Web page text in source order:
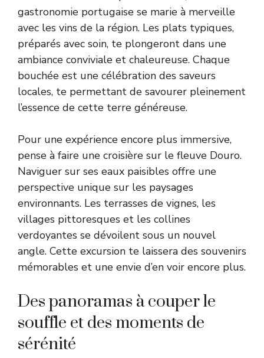
gastronomie portugaise se marie à merveille
avec les vins de la région. Les plats typiques,
préparés avec soin, te plongeront dans une
ambiance conviviale et chaleureuse. Chaque
bouchée est une célébration des saveurs
locales, te permettant de savourer pleinement
l’essence de cette terre généreuse.
Pour une expérience encore plus immersive,
pense à faire une croisière sur le fleuve Douro.
Naviguer sur ses eaux paisibles offre une
perspective unique sur les paysages
environnants. Les terrasses de vignes, les
villages pittoresques et les collines
verdoyantes se dévoilent sous un nouvel
angle. Cette excursion te laissera des souvenirs
mémorables et une envie d’en voir encore plus.
Des panoramas à couper le
souffle et des moments de
sérénité